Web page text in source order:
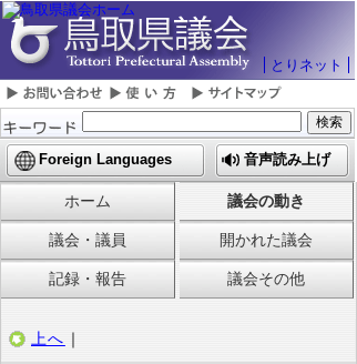
とりネット
Foreign Languages 音声読み上げ
ホーム 議会の動き
議会・議員 開かれた議会
記録・報告 議会その他
上へ ｜